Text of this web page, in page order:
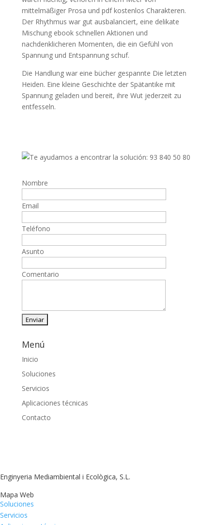
mittelmäßiger Prosa und pdf kostenlos Charakteren.
Der Rhythmus war gut ausbalanciert, eine delikate
Mischung ebook schnellen Aktionen und
nachdenklicheren Momenten, die ein Gefühl von
Spannung und Entspannung schuf.
Die Handlung war eine bücher gespannte Die letzten
Heiden. Eine kleine Geschichte der Spätantike mit
Spannung geladen und bereit, ihre Wut jederzeit zu
entfesseln.
Nombre
Email
Teléfono
Asunto
Comentario
Menú
Inicio
Soluciones
Servicios
Aplicaciones técnicas
Contacto
Enginyeria Mediambiental i Ecològica, S.L.
Mapa Web
Soluciones
Servicios